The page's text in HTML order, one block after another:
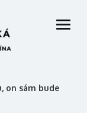
on sám bude
open